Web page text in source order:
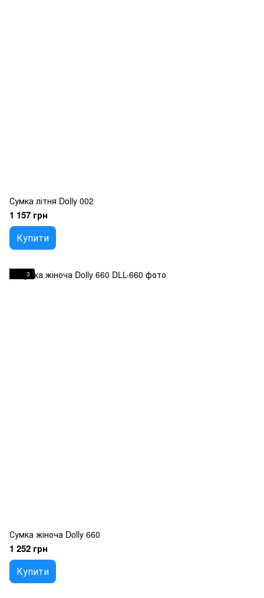
Сумка літня Dolly 002
1 157 грн
Купити
3
Сумка жіноча Dolly 660
1 252 грн
Купити